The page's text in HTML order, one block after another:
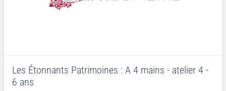
Les Étonnants Patrimoines : A 4 mains - atelier 4 -
6 ans